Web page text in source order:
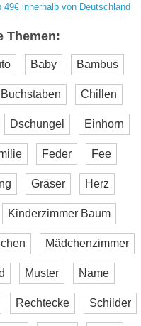
innerhalb von Deutschland
Themen:
Baby Bambus
Buchstaben Chillen
Dschungel Einhorn
Feder Fee
Gräser Herz
Kinderzimmer Baum
Mädchenzimmer
Muster Name
Rechtecke Schilder